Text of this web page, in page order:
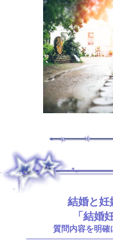
結婚と妊
「結婚
質問内容を明確